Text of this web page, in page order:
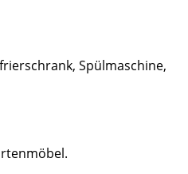
Spülmaschine,